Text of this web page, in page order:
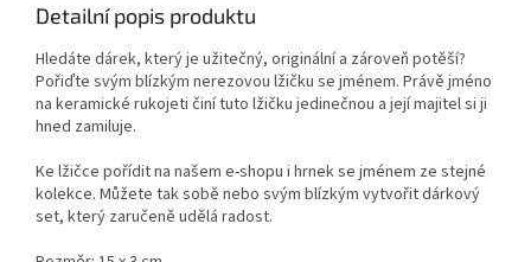
Detailní popis produktu
Hledáte dárek, který je užitečný, originální a zároveň potěší?
Pořiďte svým blízkým nerezovou lžičku se jménem. Právě jméno
na keramické rukojeti činí tuto lžičku jedinečnou a její majitel si ji
hned zamiluje.
Ke lžičce pořídit na našem e-shopu i hrnek se jménem ze stejné
kolekce. Můžete tak sobě nebo svým blízkým vytvořit dárkový
set, který zaručeně udělá radost.